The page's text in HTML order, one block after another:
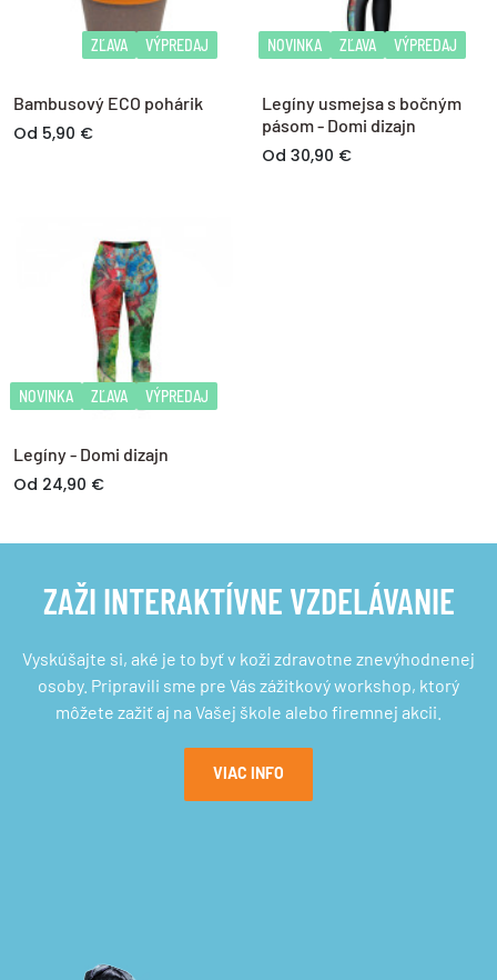
ZĽAVA VÝPREDAJ
Bambusový ECO pohárik
Od 5,90 €
NOVINKA ZĽAVA VÝPREDAJ
Legíny usmejsa s bočným
pásom - Domi dizajn
Od 30,90 €
NOVINKA ZĽAVA VÝPREDAJ
Legíny - Domi dizajn
Od 24,90 €
ZAŽI INTERAKTÍVNE VZDELÁVANIE
Vyskúšajte si, aké je to byť v koži zdravotne znevýhodnenej
osoby. Pripravili sme pre Vás zážitkový workshop, ktorý
môžete zažiť aj na Vašej škole alebo firemnej akcii.
VIAC INFO